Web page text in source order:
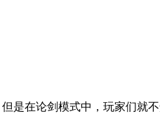
是在论剑模式中，玩家们就